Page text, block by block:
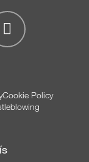
Cookie Policy